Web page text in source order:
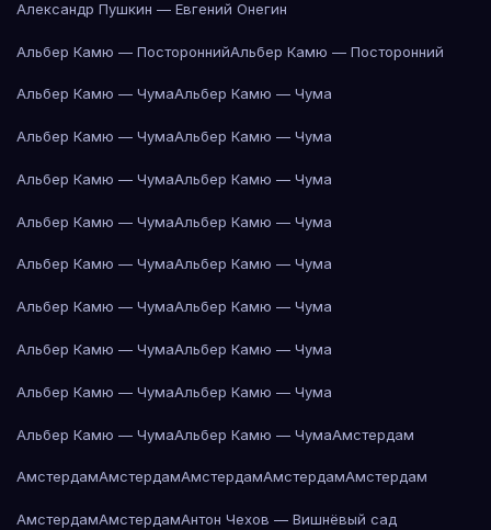
Александр Пушкин — Евгений Онегин
Альбер Камю — ПостороннийАльбер Камю — Посторонний
Альбер Камю — ЧумаАльбер Камю — Чума
Альбер Камю — ЧумаАльбер Камю — Чума
Альбер Камю — ЧумаАльбер Камю — Чума
Альбер Камю — ЧумаАльбер Камю — Чума
Альбер Камю — ЧумаАльбер Камю — Чума
Альбер Камю — ЧумаАльбер Камю — Чума
Альбер Камю — ЧумаАльбер Камю — Чума
Альбер Камю — ЧумаАльбер Камю — Чума
Альбер Камю — ЧумаАльбер Камю — ЧумаАмстердам
АмстердамАмстердамАмстердамАмстердамАмстердам
АмстердамАмстердамАнтон Чехов — Вишнёвый сад